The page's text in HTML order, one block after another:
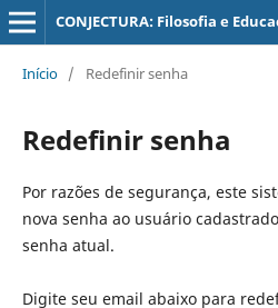
CONJECTURA: Filosofia e
Início / Redefinir senha
Redefinir senha
Por razões de segurança, este
nova senha ao usuário
senha atual.
Digite seu email abaixo para